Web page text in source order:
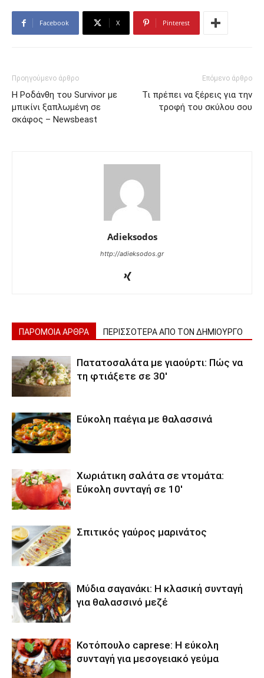
Facebook X Pinterest
Προηγούμενο άρθρο
Η Ροδάνθη του Survivor με
μπικίνι ξαπλωμένη σε
σκάφος – Newsbeast
Επόμενο άρθρο
Τι πρέπει να ξέρεις για την
τροφή του σκύλου σου
Adieksodos
http://adieksodos.gr
ΠΑΡΟΜΟΙΑ ΑΡΘΡΑ ΠΕΡΙΣΣΟΤΕΡΑ ΑΠΟ ΤΟΝ ΔΗΜΙΟΥΡΓΟ
Πατατοσαλάτα με γιαούρτι: Πώς να
τη φτιάξετε σε 30′
Εύκολη παέγια με θαλασσινά
Χωριάτικη σαλάτα σε ντομάτα:
Εύκολη συνταγή σε 10′
Σπιτικός γαύρος μαρινάτος
Μύδια σαγανάκι: Η κλασική συνταγή
για θαλασσινό μεζέ
Κοτόπουλο caprese: Η εύκολη
συνταγή για μεσογειακό γεύμα